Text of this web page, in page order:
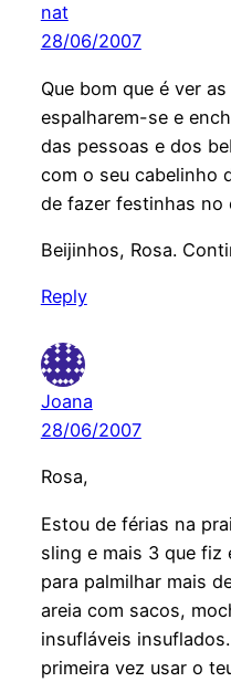
nat
28/06/2007
Que bom que é ver
espalharem-se e
das pessoas e dos
com o seu cabelinho
de fazer festinhas no
Beijinhos, Rosa.
Reply
Joana
28/06/2007
Rosa,
Estou de férias na
sling e mais 3 que fiz
para palmilhar mais
areia com sacos,
insufláveis
primeira vez usar o